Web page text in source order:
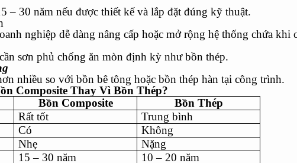
– 30 năm nếu được thiết kế và lắp đặt đúng kỹ thuật.
nghiệp dễ dàng nâng cấp hoặc mở rộng hệ thống chứa khi
sơn phủ chống ăn mòn định kỳ như bồn thép.
nhiều so với bồn bê tông hoặc bồn thép hàn tại công trình.
Composite Thay Vì Bồn Thép?
Bồn Composite
Bồn Thép
Rất tốt
Trung bình
Có
Không
Nhẹ
Nặng
15 – 30 năm
10 – 20 năm